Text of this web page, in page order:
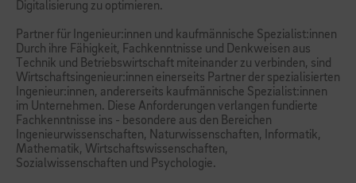
Digitalisierung zu optimieren.
Partner für Ingenieur:innen und kaufmännische Spezialist:innen
Durch ihre Fähigkeit, Fachkenntnisse und Denkweisen aus
Technik und Betriebswirtschaft miteinander zu verbinden, sind
Wirtschaftsingenieur:innen einerseits Partner der spezialisierten
Ingenieur:innen, andererseits kaufmännische Spezialist:innen
im Unternehmen. Diese Anforderungen verlangen fundierte
Fachkenntnisse ins - besondere aus den Bereichen
Ingenieurwissenschaften, Naturwissenschaften, Informatik,
Mathematik, Wirtschaftswissenschaften,
Sozialwissenschaften und Psychologie.